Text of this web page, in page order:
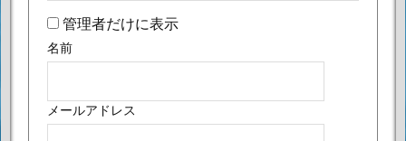
管理者だけに表示
名前
メールアドレス